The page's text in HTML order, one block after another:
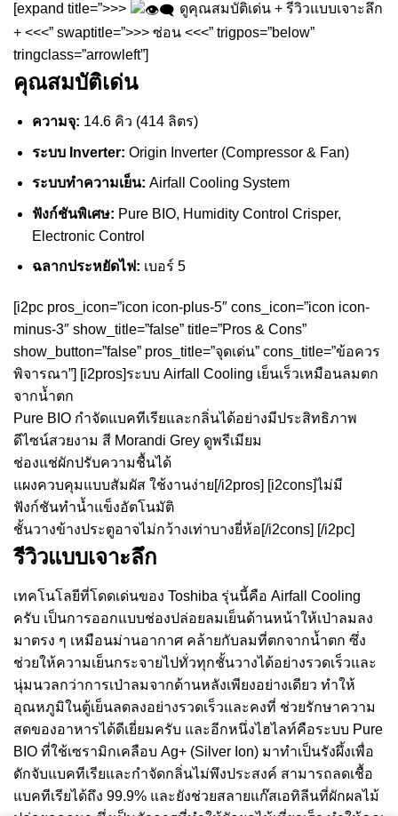
[expand title=”>>>
ดูคุณสมบัติเด่น + รีวิวแบบเจาะลึก
+ <<<” swaptitle=”>>> ซ่อน <<<” trigpos=”below”
tringclass=”arrowleft”]
คุณสมบัติเด่น
ความจุ: 14.6 คิว (414 ลิตร)
ระบบ Inverter: Origin Inverter (Compressor & Fan)
ระบบทำความเย็น: Airfall Cooling System
ฟังก์ชันพิเศษ: Pure BIO, Humidity Control Crisper,
Electronic Control
ฉลากประหยัดไฟ: เบอร์ 5
[i2pc pros_icon=”icon icon-plus-5″ cons_icon=”icon icon-
minus-3″ show_title=”false” title=”Pros & Cons”
show_button=”false” pros_title=”จุดเด่น” cons_title=”ข้อควร
พิจารณา”] [i2pros]ระบบ Airfall Cooling เย็นเร็วเหมือนลมตก
จากน้ำตก
Pure BIO กำจัดแบคทีเรียและกลิ่นได้อย่างมีประสิทธิภาพ
ดีไซน์สวยงาม สี Morandi Grey ดูพรีเมียม
ช่องแช่ผักปรับความชื้นได้
แผงควบคุมแบบสัมผัส ใช้งานง่าย[/i2pros] [i2cons]ไม่มี
ฟังก์ชันทำน้ำแข็งอัตโนมัติ
ชั้นวางข้างประตูอาจไม่กว้างเท่าบางยี่ห้อ[/i2cons] [/i2pc]
รีวิวแบบเจาะลึก
เทคโนโลยีที่โดดเด่นของ Toshiba รุ่นนี้คือ Airfall Cooling
ครับ เป็นการออกแบบช่องปล่อยลมเย็นด้านหน้าให้เป่าลมลง
มาตรง ๆ เหมือนม่านอากาศ คล้ายกับลมที่ตกจากน้ำตก ซึ่ง
ช่วยให้ความเย็นกระจายไปทั่วทุกชั้นวางได้อย่างรวดเร็วและ
นุ่มนวลกว่าการเป่าลมจากด้านหลังเพียงอย่างเดียว ทำให้
อุณหภูมิในตู้เย็นลดลงอย่างรวดเร็วและคงที่ ช่วยรักษาความ
สดของอาหารได้ดีเยี่ยมครับ และอีกหนึ่งไฮไลท์คือระบบ Pure
BIO ที่ใช้เซรามิกเคลือบ Ag+ (Silver Ion) มาทำเป็นรังผึ้งเพื่อ
ดักจับแบคทีเรียและกำจัดกลิ่นไม่พึงประสงค์ สามารถลดเชื้อ
แบคทีเรียได้ถึง 99.9% และยังช่วยสลายแก๊สเอทิลีนที่ผักผลไม้